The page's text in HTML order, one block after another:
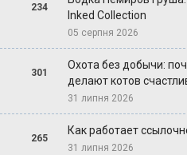
234
Inked Collection
05 серпня 2026
301
Охота без добычи:
делают котов
31 липня 2026
265
Как работает
31 липня 2026